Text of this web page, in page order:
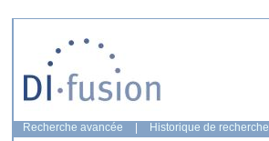
Recherche avancée Historique de recherche